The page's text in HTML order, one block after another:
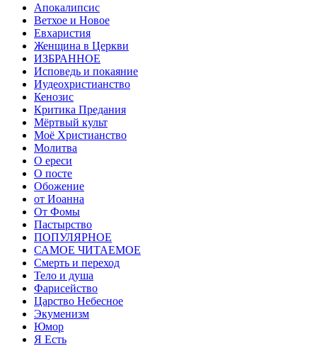
Апокалипсис
Ветхое и Новое
Евхаристия
Женщина в Церкви
ИЗБРАННОЕ
Исповедь и покаяние
Иудеохристианство
Кенозис
Критика Предания
Мёртвый культ
Моё Христианство
Молитва
О ереси
О посте
Обожение
от Иоанна
От Фомы
Пастырство
ПОПУЛЯРНОЕ
САМОЕ ЧИТАЕМОЕ
Смерть и переход
Тело и душа
Фарисейство
Царство Небесное
Экуменизм
Юмор
Я Есть